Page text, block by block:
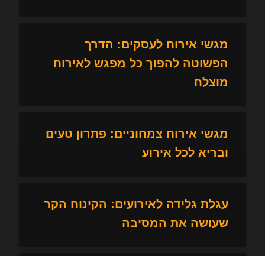
מגשי אירוח לעסקים: הדרך
הפשוטה להפוך כל מפגש לאירוח
מוצלח
מגשי אירוח צמחוניים: פתרון טעים
ובריא לכל אירוע
עגלת גלידה לאירועים: הקינוח הקר
שעושה את המסיבה